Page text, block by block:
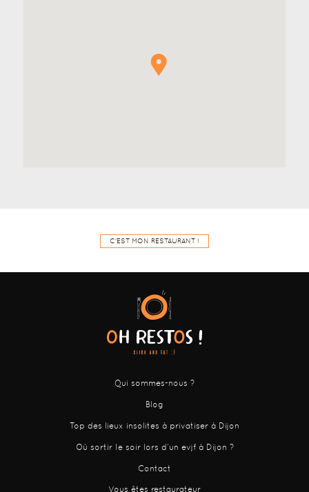
C'EST MON RESTAURANT !
Qui sommes-nous ?
Blog
Top des lieux insolites à privatiser à Dijon
Où sortir le soir lors d’un evjf à Dijon ?
Contact
Vous êtes restaurateur